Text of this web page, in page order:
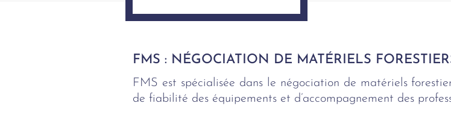
FMS : NÉGOCIATION DE MATÉRIELS
FMS est spécialisée dans le négociation de matériels
de fiabilité des équipements et d’accompagnement des